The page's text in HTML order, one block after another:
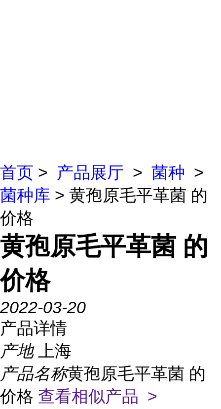
首页 > 产品展厅 > 菌种 >
菌种库 > 黄孢原毛平革菌 的
价格
黄孢原毛平革菌 的
价格
2022-03-20
产品详情
产地
上海
产品名称黄孢原毛平革菌 的
价格 查看相似产品 >